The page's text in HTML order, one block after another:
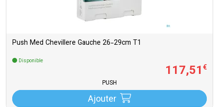
Push Med Chevillere Gauche 26-29cm T1
Disponible
117,51€
PUSH
Ajouter